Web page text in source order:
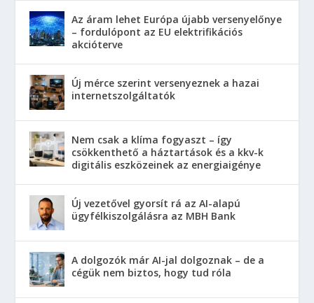
Az áram lehet Európa újabb versenyelőnye
– fordulópont az EU elektrifikációs
akcióterve
Új mérce szerint versenyeznek a hazai
internetszolgáltatók
Nem csak a klíma fogyaszt – így
csökkenthető a háztartások és a kkv-k
digitális eszközeinek az energiaigénye
Új vezetővel gyorsít rá az AI-alapú
ügyfélkiszolgálásra az MBH Bank
A dolgozók már AI-jal dolgoznak – de a
cégük nem biztos, hogy tud róla